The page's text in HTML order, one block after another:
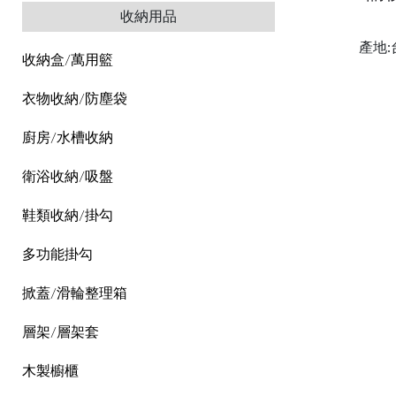
收納用品
收納盒/萬用籃
衣物收納/防塵袋
廚房/水槽收納
衛浴收納/吸盤
鞋類收納/掛勾
多功能掛勾
掀蓋/滑輪整理箱
層架/層架套
木製櫥櫃
產地: